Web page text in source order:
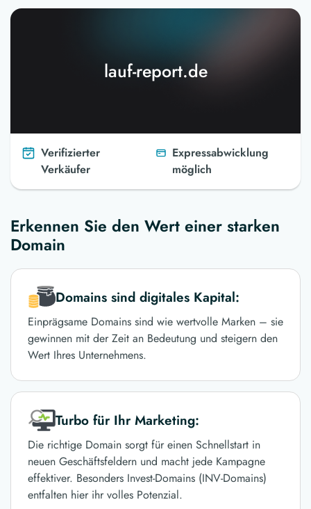
lauf-report.de
Verifizierter
Verkäufer
Expressabwicklung
möglich
Erkennen Sie den Wert einer starken
Domain
Domains sind digitales Kapital:
Einprägsame Domains sind wie wertvolle Marken – sie
gewinnen mit der Zeit an Bedeutung und steigern den
Wert Ihres Unternehmens.
Turbo für Ihr Marketing:
Die richtige Domain sorgt für einen Schnellstart in
neuen Geschäftsfeldern und macht jede Kampagne
effektiver. Besonders Invest-Domains (INV-Domains)
entfalten hier ihr volles Potenzial.